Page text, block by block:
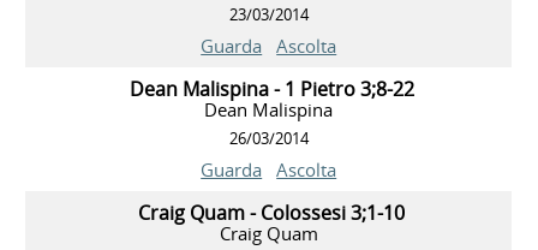
23/03/2014
Guarda Ascolta
Dean Malispina - 1 Pietro 3;8-22
Dean Malispina
26/03/2014
Guarda Ascolta
Craig Quam - Colossesi 3;1-10
Craig Quam